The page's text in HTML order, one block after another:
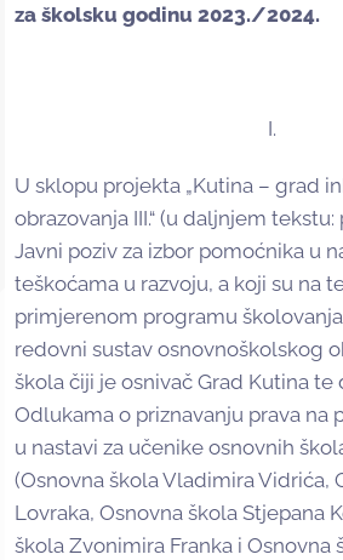
za školsku godinu 2023./2024.
I.
U sklopu projekta „Kutina – grad
obrazovanja III.“ (u daljnjem
Javni poziv za izbor pomoćnika u
teškoćama u razvoju, a koji su na
primjerenom programu
redovni sustav osnovnoškolskog
škola čiji je osnivač Grad Kutina te
Odlukama o priznavanju prava na
u nastavi za učenike osnovnih
(Osnovna škola Vladimira Vidrića,
Lovraka, Osnovna škola Stjepana
škola Zvonimira Franka i Osnovna